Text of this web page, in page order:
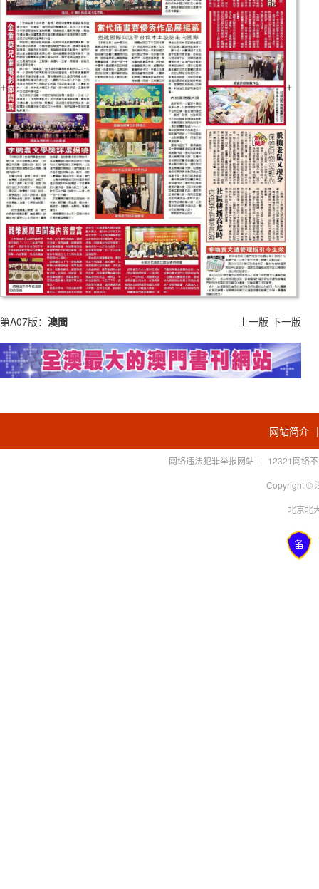
第A07版： 澳聞 上一版 下一版
网站简介
网络违法犯罪举报网站 | 12321网络
Copyright ©
北京北